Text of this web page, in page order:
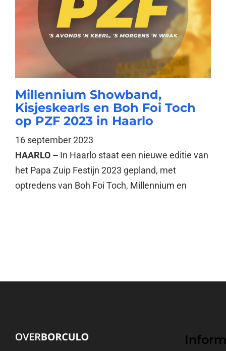
Millennium Showband,
Kisjeskearls en Boh Foi Toch
op PZF 2023 in Haarlo
16 september 2023
HAARLO – In Haarlo staat een nieuwe editie van
het Papa Zuip Festijn 2023 gepland, met
optredens van Boh Foi Toch, Millennium en